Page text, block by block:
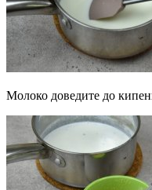
Молоко доведите до